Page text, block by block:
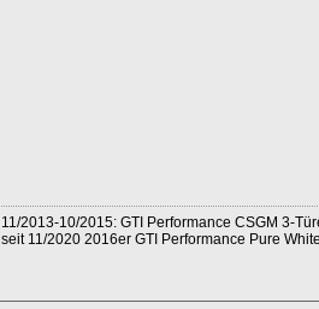
11/2013-10/2015: GTI Performance CSGM 3-
seit 11/2020 2016er GTI Performance Pure